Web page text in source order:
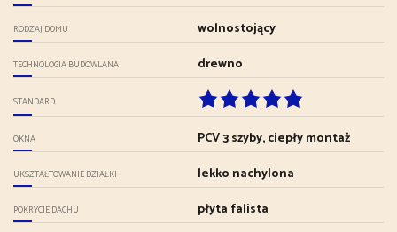
RODZAJ DOMU wolnostojący
TECHNOLOGIA BUDOWLANA drewno
STANDARD
OKNA PCV 3 szyby, ciepły montaż
UKSZTAŁTOWANIE DZIAŁKI lekko nachylona
POKRYCIE DACHU płyta falista